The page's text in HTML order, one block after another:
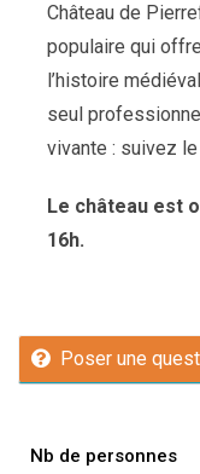
Château de
populaire qui
l’histoire
seul
vivante : suivez
Le château est
16h.
Poser une
Nb de personnes